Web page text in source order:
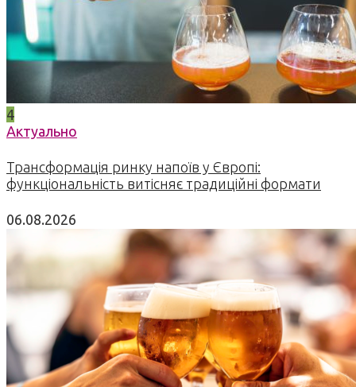
4
Актуально
Трансформація ринку напоїв у Європі:
функціональність витісняє традиційні формати
06.08.2026